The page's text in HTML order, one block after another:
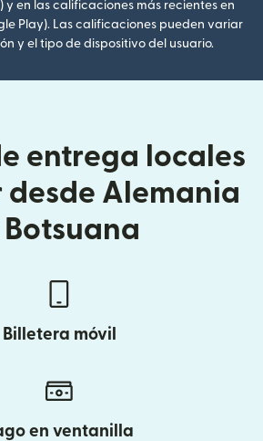
y en las calificaciones más recientes en
Play). Las calificaciones pueden variar
y el tipo de dispositivo del usuario.
entrega locales
desde Alemania
Botsuana
Billetera móvil
en ventanilla